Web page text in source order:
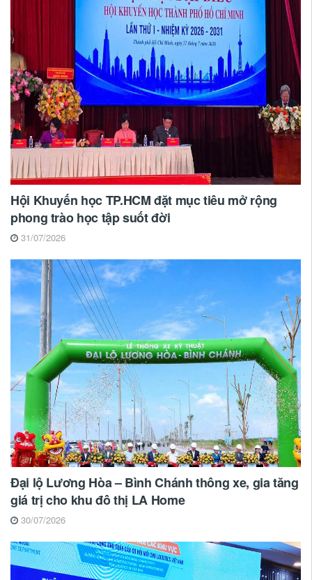
Hội Khuyến học TP.HCM đặt mục tiêu mở rộng
phong trào học tập suốt đời
31/07/2026
Đại lộ Lương Hòa – Bình Chánh thông xe, gia tăng
giá trị cho khu đô thị LA Home
30/07/2026